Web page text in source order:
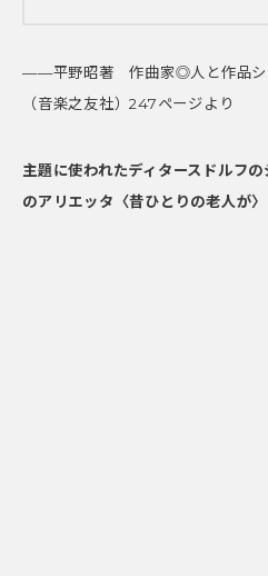
——平野昭著 作曲家◎人と作品シ
（音楽之友社）247ページより
主題に使われたディタースドルフ
のアリエッタ〈昔ひとりの老人が〉